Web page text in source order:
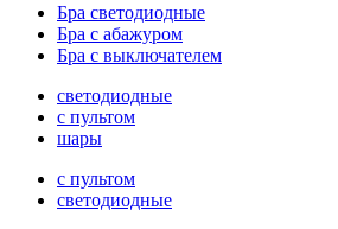
Бра светодиодные
Бра с абажуром
Бра с выключателем
светодиодные
с пультом
шары
с пультом
светодиодные